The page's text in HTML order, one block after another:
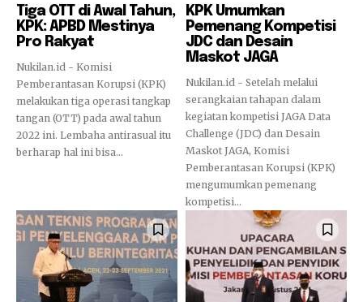
Tiga OTT di Awal Tahun,
KPK: APBD Mestinya
Pro Rakyat
Nukilan.id - Komisi
Pemberantasan Korupsi (KPK)
melakukan tiga operasi tangkap
tangan (OTT) pada awal tahun
2022 ini. Lembaha antirasual itu
berharap hal ini bisa...
KPK Umumkan
Pemenang Kompetisi
JDC dan Desain
Maskot JAGA
Nukilan.id - Setelah melalui
serangkaian tahapan dalam
kegiatan kompetisi JAGA Data
Challenge (JDC) dan Desain
Maskot JAGA, Komisi
Pemberantasan Korupsi (KPK)
mengumumkan pemenang
kompetisi...